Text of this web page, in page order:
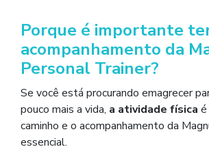
Porque é importante
acompanhamento da
Personal Trainer?
Se você está procurando emagrecer
pouco mais a vida, a atividade física
caminho e o acompanhamento da
essencial.